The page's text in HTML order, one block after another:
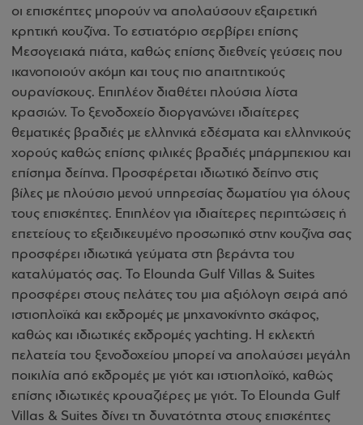
οι επισκέπτες μπορούν να απολαύσουν εξαιρετική
κρητική κουζίνα. Το εστιατόριο σερβίρει επίσης
Μεσογειακά πιάτα, καθώς επίσης διεθνείς γεύσεις που
ικανοποιούν ακόμη και τους πιο απαιτητικούς
ουρανίσκους. Επιπλέον διαθέτει πλούσια λίστα
κρασιών. Το ξενοδοχείο διοργανώνει ιδιαίτερες
θεματικές βραδιές με ελληνικά εδέσματα και ελληνικούς
χορούς καθώς επίσης φιλικές βραδιές μπάρμπεκιου και
επίσημα δείπνα. Προσφέρεται ιδιωτικό δείπνο στις
βίλες με πλούσιο μενού υπηρεσίας δωματίου για όλους
τους επισκέπτες. Επιπλέον για ιδιαίτερες περιπτώσεις ή
επετείους το εξειδικευμένο προσωπικό στην κουζίνα σας
προσφέρει ιδιωτικά γεύματα στη βεράντα του
καταλύματός σας. Το Elounda Gulf Villas & Suites
προσφέρει στους πελάτες του μια αξιόλογη σειρά από
ιστιοπλοϊκά και εκδρομές με μηχανοκίνητο σκάφος,
καθώς και ιδιωτικές εκδρομές yachting. Η εκλεκτή
πελατεία του ξενοδοχείου μπορεί να απολαύσει μεγάλη
ποικιλία από εκδρομές με γιότ και ιστιοπλοϊκό, καθώς
επίσης ιδιωτικές κρουαζιέρες με γιότ. Το Elounda Gulf
Villas & Suites δίνει τη δυνατότητα στους επισκέπτες